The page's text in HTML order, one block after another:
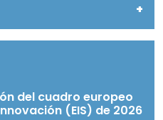
+
del cuadro europeo
(EIS) de 2026